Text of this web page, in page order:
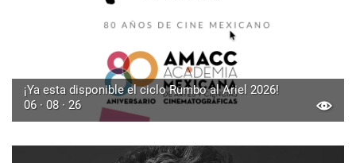
¡Ya esta disponible el ciclo Rumbo al Ariel 2026!
06 · 08 · 26